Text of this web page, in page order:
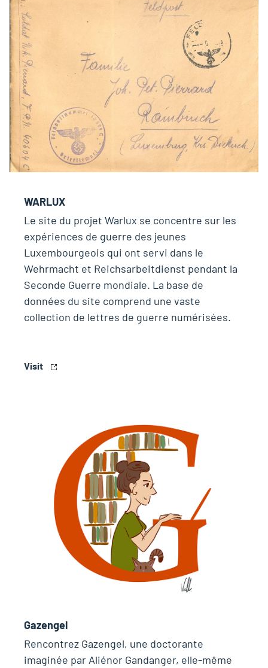
WARLUX
Le site du projet Warlux se concentre sur les
expériences de guerre des jeunes
Luxembourgeois qui ont servi dans le
Wehrmacht et Reichsarbeitdienst pendant la
Seconde Guerre mondiale. La base de
données du site comprend une vaste
collection de lettres de guerre numérisées.
Visit
Gazengel
Rencontrez Gazengel, une doctorante
imaginée par Aliénor Gandanger, elle-même